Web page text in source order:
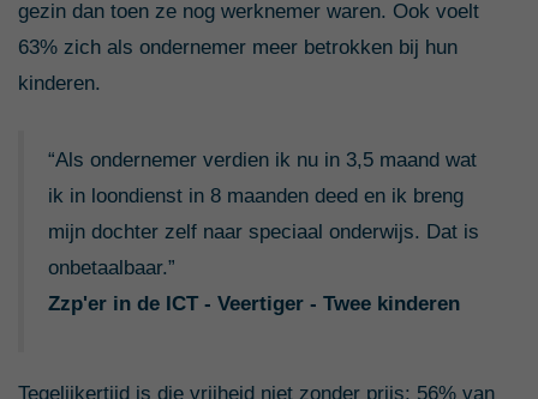
gezin dan toen ze nog werknemer waren. Ook voelt
63% zich als ondernemer meer betrokken bij hun
kinderen.
“Als ondernemer verdien ik nu in 3,5 maand wat
ik in loondienst in 8 maanden deed en ik breng
mijn dochter zelf naar speciaal onderwijs. Dat is
onbetaalbaar.”
Zzp'er in de ICT - Veertiger - Twee kinderen
Tegelijkertijd is die vrijheid niet zonder prijs: 56% van